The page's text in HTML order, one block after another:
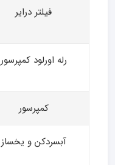
فیلتر درایر
رله اورلود کمپرسور
کمپرسور
آبسردکن و یخساز